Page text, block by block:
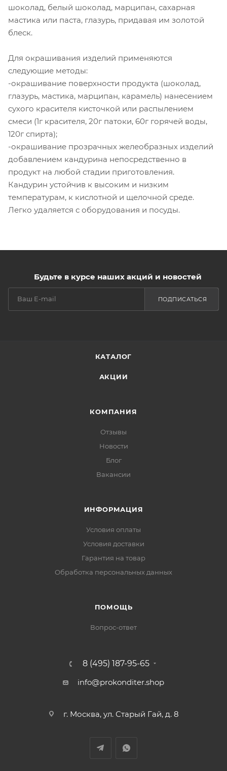
шоколад, белый шоколад, марципан, сахарная
мастика или паста, глазурь, придавая им золотой
блеск.
Для окрашивания изделий применяются
следующие методы:
-окрашивание поверхности продукта (шоколад,
глазурь, мастика, марципан, карамель) нанесением
сухого красителя кисточкой или распылением
смеси (1г красителя, 20г патоки, 60г горячей воды,
120г спирта);
-окрашивание прозрачных желеобразных изделий
добавлением кандурина непосредственно в
продукт на любой стадии приготовления.
Кандурин устойчив к высоким и низким
температурам, к кислотной и щелочной среде.
Легко удаляется с оборудования и посуды.
Будьте в курсе наших акций и новостей
ПОДПИСАТЬСЯ
КАТАЛОГ
АКЦИИ
КОМПАНИЯ
Отзывы
Новости
Блог
Вакансии
ИНФОРМАЦИЯ
Условия оплаты
Условия доставки
Гарантия на товар
Обработка персональных данных
ПОМОЩЬ
Вопрос-ответ
8 (495) 187-95-65
info@prokonditer.shop
г. Москва, ул. Старый Гай, д. 8